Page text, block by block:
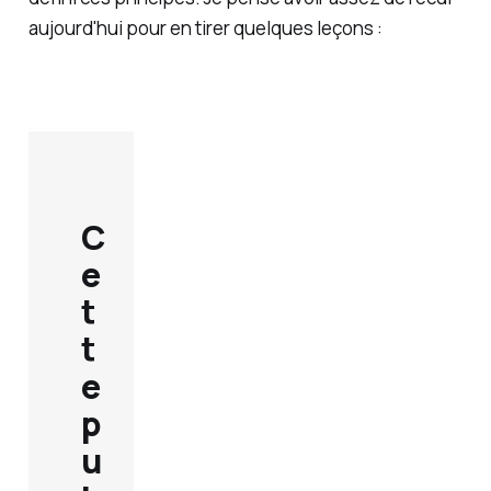
aujourd'hui pour en tirer quelques leçons :
C
e
t
t
e
p
u